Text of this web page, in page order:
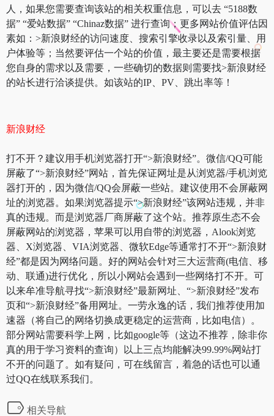
人，如果您需要查询该站的相关权重信息，可以去 “5188数
据” “爱站数据” “Chinaz数据” 进行查询；更多网站价值评估因
素如：>新浪财经的访问速度、搜索引擎收录以及索引量、用
户体验等；当然要评估一个站的价值，最主要还是需要根据
您自身的需求以及需要，一些确切的数据则需要找>新浪财经
的站长进行洽谈提供。如该站的IP、PV、跳出率等！
新浪财经
打不开？建议用手机浏览器打开“>新浪财经”。微信/QQ可能
屏蔽了“>新浪财经”网站，首先保证网址是从浏览器/手机浏览
器打开的，因为微信/QQ会屏蔽一些站。建议使用不会屏蔽网
址的浏览器。如果浏览器提示“>新浪财经”该网站违规，并非
真的违规。而是浏览器厂商屏蔽了这个站。推荐原生态不会
屏蔽网站的浏览器，苹果可以用自带的浏览器，Alook浏览
器、X浏览器、VIA浏览器、微软Edge等通常打不开“>新浪财
经”都是因为网络问题。好的网站会针对三大运营商(电信、移
动、联通)进行优化，所以小网站会遇到一些网络打不开。可
以来牟准导航寻找“>新浪财经”最新网址、“>新浪财经”发布
页和“>新浪财经”备用网址。一劳永逸的话，我们推荐使用加
速器（将自己的网络切换成更稳定的运营商，比如电信）。
部分网站需要科学上网，比如google等（这边不推荐，除非你
真的用于学习资料的查询）以上三点均能解决99.99%网站打
不开的问题了。如有疑问，可在线留言，着急的话也可以通
过QQ在线联系我们。
相关导航